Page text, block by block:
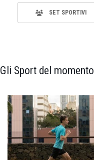
SET SPORTIVI
Gli Sport del momento